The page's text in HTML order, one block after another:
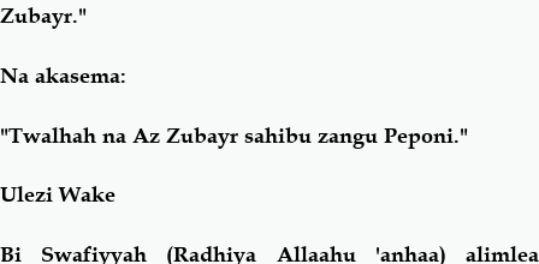
Zubayr."
Na akasema:
"Twalhah na Az Zubayr sahibu zangu Peponi."
Ulezi Wake
Bi Swafiyyah (Radhiya Allaahu 'anhaa) alimlea